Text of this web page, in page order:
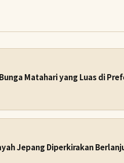
Matahari yang Luas di
Jepang Diperkirakan